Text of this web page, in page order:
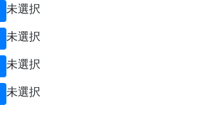
未選択
未選択
未選択
未選択